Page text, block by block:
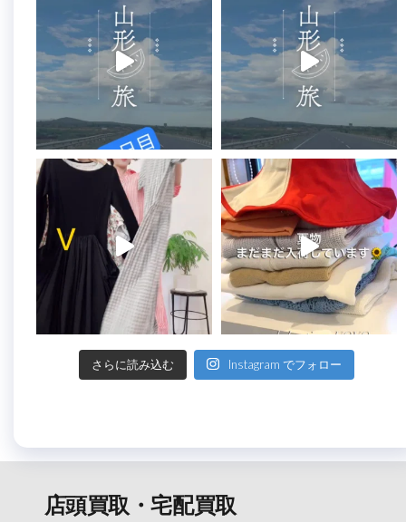
さらに読み込む Instagram でフォロー
店頭買取・宅配買取